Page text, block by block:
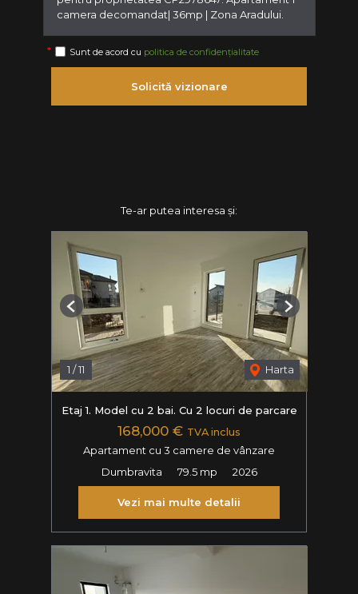
Sunt de acord cu politica de confidențialitate
Solicită vizionare
Te-ar putea interesa și:
1 /11 Harta
Previous Next
Etaj 1. Model cu 2 bai. Cu 2 locuri de parcare
168,000 € TVA inclus
Apartament cu 3 camere de vânzare
Dumbravita
79.5 mp 2026
Vezi mai multe detalii